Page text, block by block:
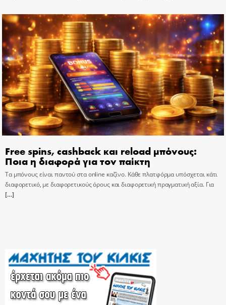
Free spins, cashback και reload μπόνους:
Ποια η διαφορά για τον παίκτη
Τα μπόνους είναι παντού στα online καζίνο. Κάθε πλατφόρμα υπόσχεται κάτι
διαφορετικό, με διαφορετικούς όρους και διαφορετική πραγματική αξία. Για
[…]